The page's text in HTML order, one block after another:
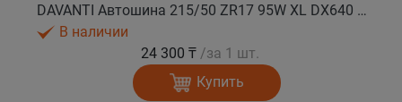
DAVANTI Автошина 215/50 ZR17 95W XL DX640 RPR лето
В наличии
24 300 ₸ /за 1 шт.
Купить